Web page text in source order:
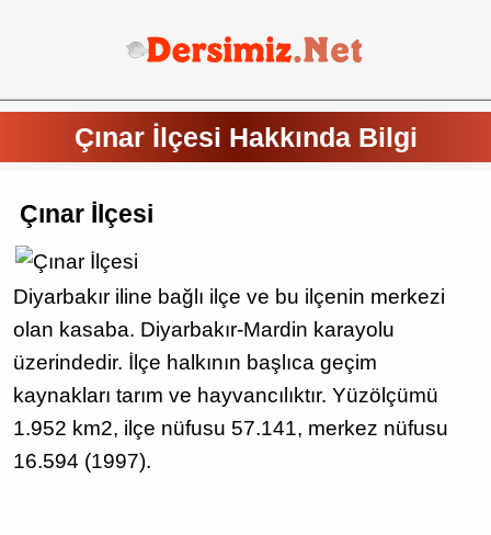
Çınar İlçesi Hakkında Bilgi
Çınar İlçesi
Diyarbakır iline bağlı ilçe ve bu ilçenin merkezi
olan kasaba. Diyarbakır-Mardin karayolu
üzerindedir. İlçe halkının başlıca geçim
kaynakları tarım ve hayvancılıktır. Yüzölçümü
1.952 km2, ilçe nüfusu 57.141, merkez nüfusu
16.594 (1997).